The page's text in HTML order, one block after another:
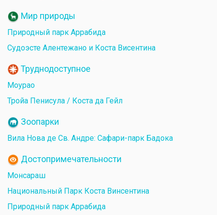
Мир природы
Природный парк Аррабида
Судоэсте Алентежано и Коста Висентина
Труднодоступное
Моурао
Тройа Пенисула / Коста да Гейл
Зоопарки
Вила Нова де Св. Андре: Сафари-парк Бадока
Достопримечательности
Монсараш
Национальный Парк Коста Винсентина
Природный парк Аррабида